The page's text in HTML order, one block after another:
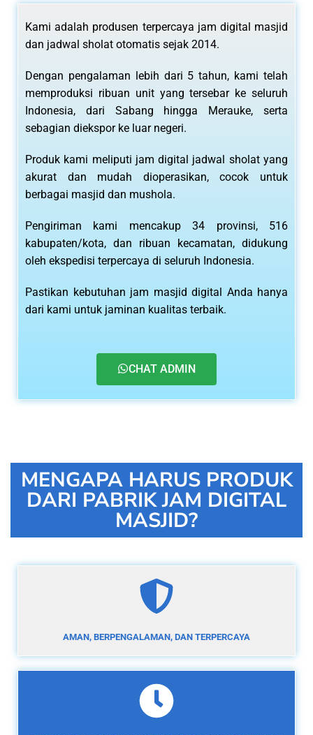
Kami adalah produsen terpercaya jam digital masjid
dan jadwal sholat otomatis sejak 2014.
Dengan pengalaman lebih dari 5 tahun, kami telah
memproduksi ribuan unit yang tersebar ke seluruh
Indonesia, dari Sabang hingga Merauke, serta
sebagian diekspor ke luar negeri.
Produk kami meliputi jam digital jadwal sholat yang
akurat dan mudah dioperasikan, cocok untuk
berbagai masjid dan mushola.
Pengiriman kami mencakup 34 provinsi, 516
kabupaten/kota, dan ribuan kecamatan, didukung
oleh ekspedisi terpercaya di seluruh Indonesia.
Pastikan kebutuhan jam masjid digital Anda hanya
dari kami untuk jaminan kualitas terbaik.
CHAT ADMIN
MENGAPA HARUS PRODUK
DARI PABRIK JAM DIGITAL
MASJID?
AMAN, BERPENGALAMAN, DAN TERPERCAYA